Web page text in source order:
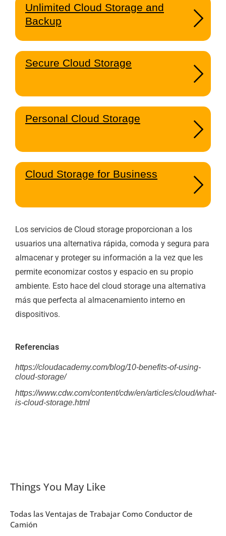
Unlimited Cloud Storage and
Backup
Secure Cloud Storage
Personal Cloud Storage
Cloud Storage for Business
Los servicios de Cloud storage proporcionan a los
usuarios una alternativa rápida, comoda y segura para
almacenar y proteger su información a la vez que les
permite economizar costos y espacio en su propio
ambiente. Esto hace del cloud storage una alternativa
más que perfecta al almacenamiento interno en
dispositivos.
Referencias
https://cloudacademy.com/blog/10-benefits-of-using-
cloud-storage/
https://www.cdw.com/content/cdw/en/articles/cloud/what-
is-cloud-storage.html
Things You May Like
Todas las Ventajas de Trabajar Como Conductor de
Camión